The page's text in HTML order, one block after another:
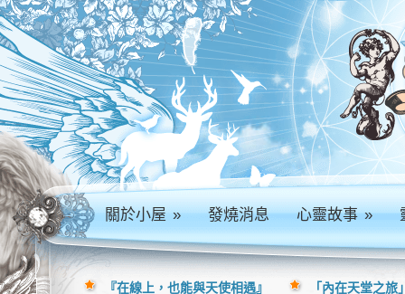
關於小屋» 發燒消息 心靈故事»
『在線上，也能與天使相遇』 「內在天堂之